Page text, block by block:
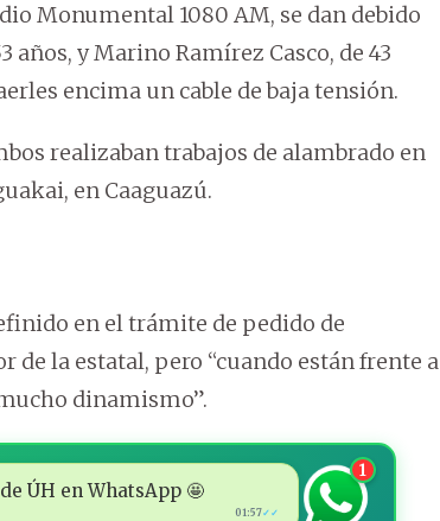
Monumental 1080 AM, se dan debido
y Marino Ramírez Casco, de 43
encima un cable de baja tensión.
realizaban trabajos de alambrado en
en Caaguazú.
en el trámite de pedido de
la estatal, pero “cuando están frente a
dinamismo”.
ÚH en WhatsApp 🤩
01:57✓✓
1